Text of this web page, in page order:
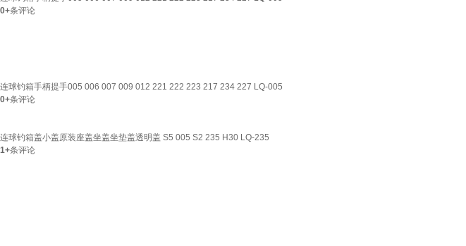
0+条评论
连球钓箱手柄提手005 006 007 009 012 221 222 223 217 234 227 LQ-005
0+条评论
连球钓箱盖小盖原装座盖坐盖坐垫盖透明盖 S5 005 S2 235 H30 LQ-235
1+条评论